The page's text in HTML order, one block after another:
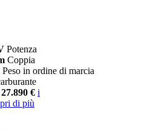
Potenza
Coppia
Peso in ordine di marcia
€ i
di più